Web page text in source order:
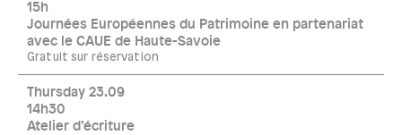
15h
Journées Européennes du Patrimoine en partenariat
avec le CAUE de Haute-Savoie
Gratuit sur réservation
Thursday 23.09
14h30
Atelier d’écriture